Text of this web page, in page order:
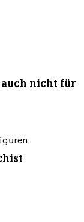
nicht für